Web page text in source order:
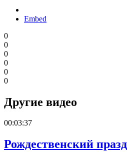
Embed
0
0
0
0
0
0
Другие видео
00:03:37
Рождественский